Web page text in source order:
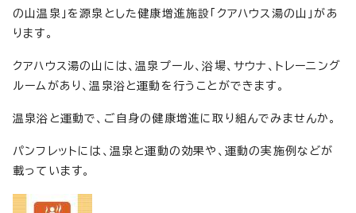
の山温泉」を源泉とした健康増進施設「クアハウス湯の山」があ
ります。
クアハウス湯の山には、温泉プール、浴場、サウナ、トレーニング
ルームがあり、温泉浴と運動を行うことができます。
温泉浴と運動で、ご自身の健康増進に取り組んでみませんか。
パンフレットには、温泉と運動の効果や、運動の実施例などが
載っています。